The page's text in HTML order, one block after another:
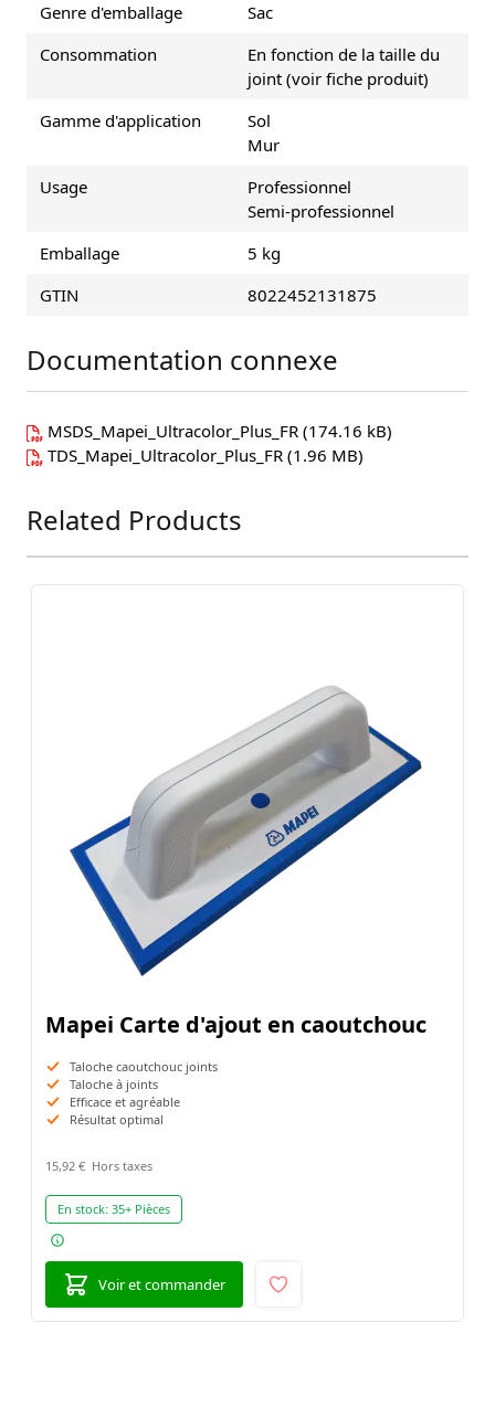
Genre d'emballage
Sac
Consommation
En fonction de la taille du
joint (voir fiche produit)
Gamme d'application
Sol
Mur
Usage
Professionnel
Semi-professionnel
Emballage
5 kg
GTIN
8022452131875
Documentation connexe
MSDS_Mapei_Ultracolor_Plus_FR (174.16 kB)
TDS_Mapei_Ultracolor_Plus_FR (1.96 MB)
Press to skip carousel
Related Products
Mapei Carte d'ajout en caoutchouc
Taloche caoutchouc joints
Taloche à joints
Efficace et agréable
Résultat optimal
15,92 €
En stock: 35+ Pièces
Voir et commander